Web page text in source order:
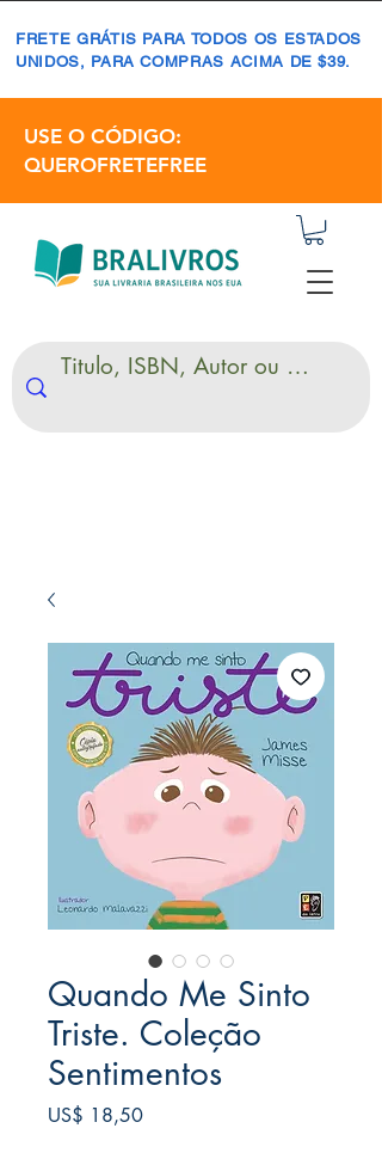
FRETE GRÁTIS PARA TODOS OS ESTADOS
UNIDOS, PARA COMPRAS ACIMA DE $39.
USE O CÓDIGO:
QUEROFRETEFREE
Quando Me Sinto
Triste. Coleção
Sentimentos
US$ 18,50Preço